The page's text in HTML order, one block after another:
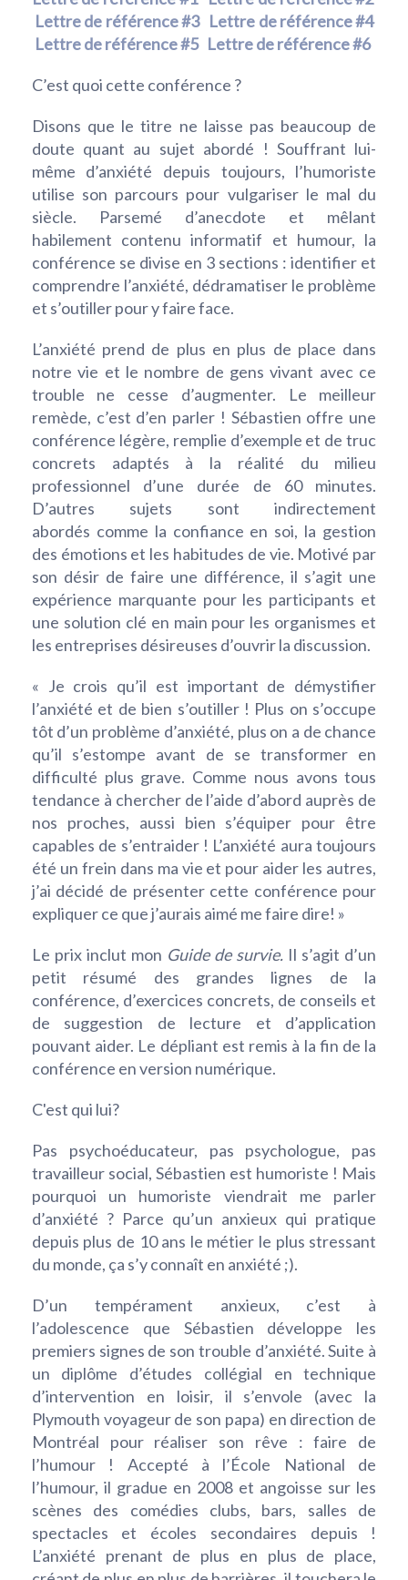
Lettre de référence #3 Lettre de référence #4
Lettre de référence #5 Lettre de référence #6
C’est quoi cette conférence ?
Disons que le titre ne laisse pas beaucoup de
doute quant au sujet abordé ! Souffrant lui-
même d’anxiété depuis toujours, l’humoriste
utilise son parcours pour vulgariser le mal du
siècle. Parsemé d’anecdote et mêlant
habilement contenu informatif et humour, la
conférence se divise en 3 sections : identifier et
comprendre l’anxiété, dédramatiser le problème
et s’outiller pour y faire face.
L’anxiété prend de plus en plus de place dans
notre vie et le nombre de gens vivant avec ce
trouble ne cesse d’augmenter. Le meilleur
remède, c’est d’en parler ! Sébastien offre une
conférence légère, remplie d’exemple et de truc
concrets adaptés à la réalité du milieu
professionnel d’une durée de 60 minutes.
D’autres sujets sont indirectement
abordés comme la confiance en soi, la gestion
des émotions et les habitudes de vie. Motivé par
son désir de faire une différence, il s’agit une
expérience marquante pour les participants et
une solution clé en main pour les organismes et
les entreprises désireuses d’ouvrir la discussion.
« Je crois qu’il est important de démystifier
l’anxiété et de bien s’outiller ! Plus on s’occupe
tôt d’un problème d’anxiété, plus on a de chance
qu’il s’estompe avant de se transformer en
difficulté plus grave. Comme nous avons tous
tendance à chercher de l’aide d’abord auprès de
nos proches, aussi bien s’équiper pour être
capables de s’entraider ! L’anxiété aura toujours
été un frein dans ma vie et pour aider les autres,
j’ai décidé de présenter cette conférence pour
expliquer ce que j’aurais aimé me faire dire! »
Le prix inclut mon Guide de survie. Il s’agit d’un
petit résumé des grandes lignes de la
conférence, d’exercices concrets, de conseils et
de suggestion de lecture et d’application
pouvant aider. Le dépliant est remis à la fin de la
conférence en version numérique.
C'est qui lui?
Pas psychoéducateur, pas psychologue, pas
travailleur social, Sébastien est humoriste ! Mais
pourquoi un humoriste viendrait me parler
d’anxiété ? Parce qu’un anxieux qui pratique
depuis plus de 10 ans le métier le plus stressant
du monde, ça s’y connaît en anxiété ;).
D’un tempérament anxieux, c’est à
l’adolescence que Sébastien développe les
premiers signes de son trouble d’anxiété. Suite à
un diplôme d’études collégial en technique
d’intervention en loisir, il s’envole (avec la
Plymouth voyageur de son papa) en direction de
Montréal pour réaliser son rêve : faire de
l’humour ! Accepté à l’École National de
l’humour, il gradue en 2008 et angoisse sur les
scènes des comédies clubs, bars, salles de
spectacles et écoles secondaires depuis !
L’anxiété prenant de plus en plus de place,